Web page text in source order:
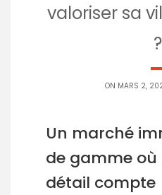
valoriser sa
?
ON MARS 2,
Un marché
de gamme
détail compte